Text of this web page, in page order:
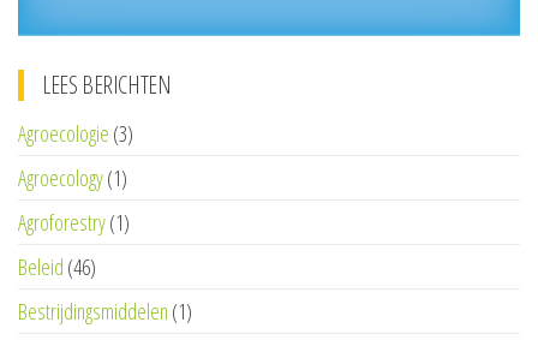
LEES BERICHTEN
Agroecologie (3)
Agroecology(1)
Agroforestry(1)
Beleid (46)
Bestrijdingsmiddelen (1)